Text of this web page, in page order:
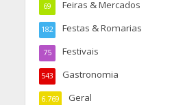
Feiras & Mercados
69
Festas & Romarias
182
Festivais
75
Gastronomia
543
Geral
6.769